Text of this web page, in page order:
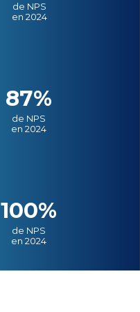
de NPS
en 2024
87%
de NPS
en 2024
100%
de NPS
en 2024